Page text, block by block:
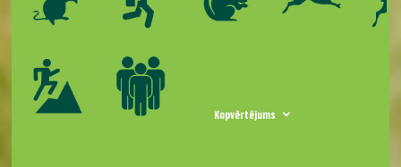
Kopvērtējums